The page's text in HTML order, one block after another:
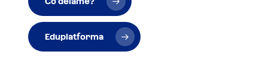
Eduplatforma